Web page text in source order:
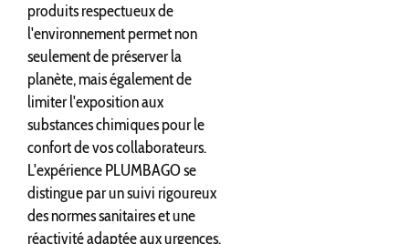
produits respectueux de
l'environnement permet non
seulement de préserver la
planète, mais également de
limiter l'exposition aux
substances chimiques pour le
confort de vos collaborateurs.
L'expérience PLUMBAGO se
distingue par un suivi rigoureux
des normes sanitaires et une
réactivité adaptée aux urgences.